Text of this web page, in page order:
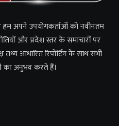
हम अपने उपयोगकर्ताओं को नवीनतम
और प्रदेश स्तर के समाचारों पर
आधारित रिपोर्टिंग के साथ सभी
का अनुभव करते हैं।